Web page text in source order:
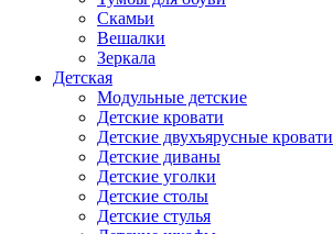
Скамьи
Вешалки
Зеркала
Детская
Модульные детские
Детские кровати
Детские двухъярусные кровати
Детские диваны
Детские уголки
Детские столы
Детские стулья